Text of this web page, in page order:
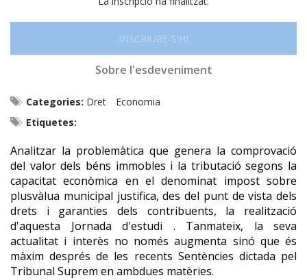
INSCRIURE-S'HI
Sobre l'esdeveniment
Categories: Dret
Economia
Etiquetes:
Analitzar la problemàtica que genera la comprovació
del valor dels béns immobles i la tributació segons la
capacitat econòmica en el denominat impost sobre
plusvàlua municipal justifica, des del punt de vista dels
drets i garanties dels contribuents, la realització
d'aquesta Jornada d'estudi . Tanmateix, la seva
actualitat i interès no només augmenta sinó que és
màxim després de les recents Sentències dictada pel
Tribunal Suprem en ambdues matèries.